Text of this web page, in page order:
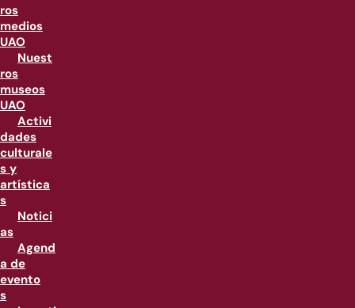
ros
medios
UAO
Nuest
ros
museos
UAO
Activi
dades
culturale
s y
artística
s
Notici
as
Agend
a de
evento
s